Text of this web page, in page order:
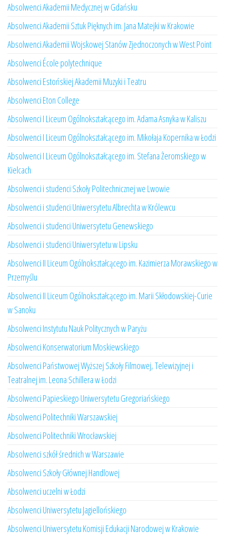
Absolwenci Akademii Medycznej w Gdańsku
Absolwenci Akademii Sztuk Pięknych im. Jana Matejki w Krakowie
Absolwenci Akademii Wojskowej Stanów Zjednoczonych w West Point
Absolwenci École polytechnique
Absolwenci Estońskiej Akademii Muzyki i Teatru
Absolwenci Eton College
Absolwenci I Liceum Ogólnokształcącego im. Adama Asnyka w Kaliszu
Absolwenci I Liceum Ogólnokształcącego im. Mikołaja Kopernika w Łodzi
Absolwenci I Liceum Ogólnokształcącego im. Stefana Żeromskiego w
Kielcach
Absolwenci i studenci Szkoły Politechnicznej we Lwowie
Absolwenci i studenci Uniwersytetu Albrechta w Królewcu
Absolwenci i studenci Uniwersytetu Genewskiego
Absolwenci i studenci Uniwersytetu w Lipsku
Absolwenci II Liceum Ogólnokształcącego im. Kazimierza Morawskiego w
Przemyślu
Absolwenci II Liceum Ogólnokształcącego im. Marii Skłodowskiej-Curie
w Sanoku
Absolwenci Instytutu Nauk Politycznych w Paryżu
Absolwenci Konserwatorium Moskiewskiego
Absolwenci Państwowej Wyższej Szkoły Filmowej, Telewizyjnej i
Teatralnej im. Leona Schillera w Łodzi
Absolwenci Papieskiego Uniwersytetu Gregoriańskiego
Absolwenci Politechniki Warszawskiej
Absolwenci Politechniki Wrocławskiej
Absolwenci szkół średnich w Warszawie
Absolwenci Szkoły Głównej Handlowej
Absolwenci uczelni w Łodzi
Absolwenci Uniwersytetu Jagiellońskiego
Absolwenci Uniwersytetu Komisji Edukacji Narodowej w Krakowie